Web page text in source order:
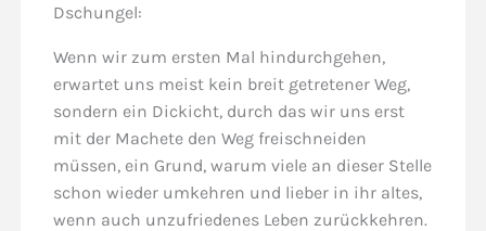
Dschungel:
Wenn wir zum ersten Mal hindurchgehen,
erwartet uns meist kein breit getretener Weg,
sondern ein Dickicht, durch das wir uns erst
mit der Machete den Weg freischneiden
müssen, ein Grund, warum viele an dieser Stelle
schon wieder umkehren und lieber in ihr altes,
wenn auch unzufriedenes Leben zurückkehren.